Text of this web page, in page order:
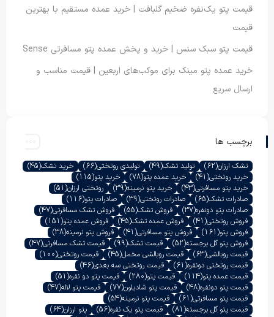
قیمت پتو یک‌نفره ضخیم گلبافت | خرید عمده مستقیم با بهترین
قیمت
قیمت پتو سبک سنس | خرید و پخش عمده پتو مسافرتی Sense
خرید عمده پتو مینک برای موکب‌های اربعین | قیمت مناسب و
ارسال سریع
برچسب ها
تشک ارزان(62) تولید تشک(49) تولیدی روتختی(66) خرید تشک(45)
خرید روتختی(41) خرید عمده پتو(78) خرید پتو(115)
خرید پتو مسافرتی(43) خرید پتو نرمینه(39) روتختی ارزان(51)
صادرات تشک(65) صادرات روتختی(39) صادرات پتو(116)
صادرات پتو دونفره(37) فروش تشک(55) فروش تشک مسافرتی(47)
فروش روتختی(41) فروش عمده تشک(45) فروش عمده پتو(151)
فروش پتو(161) فروش پتو مسافرتی(41) فروش پتو نرمینه(38)
فروش پتو گل برجسته(52) قیمت تشک(99) قیمت تشک مسافرتی(47)
قیمت روبالشی(63) قیمت روبالشی مخمل(45) قیمت روتختی(100)
قیمت روتختی دونفره(61) قیمت روتختی سه بعدی(46)
قیمت عمده پتو(114) قیمت پتو(280) قیمت پتو دو نفره(51)
قیمت پتو دونفره(48) قیمت پتو شادیلون(77) قیمت پتو لاله(47)
قیمت پتو مسافرتی(61) قیمت پتو نرمینه(54)
قیمت پتو گل برجسته(81) قیمت پتو یک نفره(56) پتو ارزان(64)